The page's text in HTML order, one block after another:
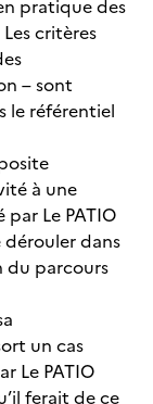
pratique des
critères
– sont
le référentiel
à une
Le PATIO
dans
du parcours
un cas
Le PATIO
ferait de ce